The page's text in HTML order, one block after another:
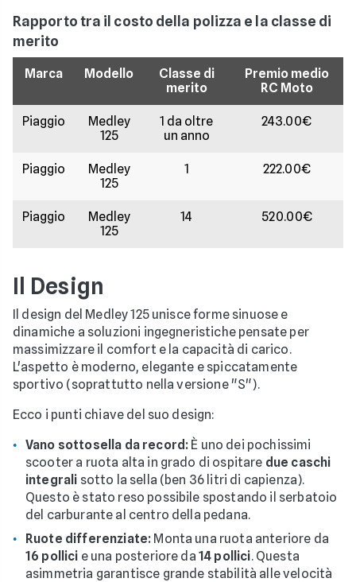
Rapporto tra il costo della polizza e la classe di
merito
Marca Modello
Classe di
merito
Premio medio
RC Moto
Piaggio
Medley
125
1 da oltre
un anno
243.00€
Piaggio
Medley
125
1 222.00€
Piaggio
Medley
125
14 520.00€
Il Design
Il design del Medley 125 unisce forme sinuose e
dinamiche a soluzioni ingegneristiche pensate per
massimizzare il comfort e la capacità di carico.
L'aspetto è moderno, elegante e spiccatamente
sportivo (soprattutto nella versione "S").
Ecco i punti chiave del suo design:
Vano sottosella da record: È uno dei pochissimi
scooter a ruota alta in grado di ospitare due caschi
integrali sotto la sella (ben 36 litri di capienza).
Questo è stato reso possibile spostando il serbatoio
del carburante al centro della pedana.
Ruote differenziate: Monta una ruota anteriore da
16 pollici e una posteriore da 14 pollici. Questa
asimmetria garantisce grande stabilità alle velocità